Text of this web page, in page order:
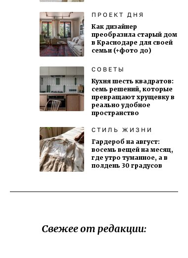
ПРОЕКТ ДНЯ
Как дизайнер
преобразила старый дом
в Краснодаре для своей
семьи (+фото до)
СОВЕТЫ
Кухня шесть квадратов:
семь решений, которые
превращают хрущевку в
реально удобное
пространство
СТИЛЬ ЖИЗНИ
Гардероб на август:
восемь вещей на месяц,
где утро туманное, а в
полдень 30 градусов
Свежее от редакции: